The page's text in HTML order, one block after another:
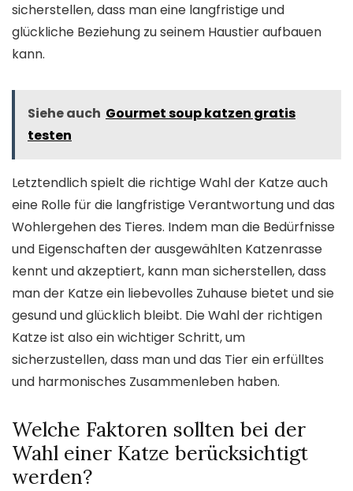
sicherstellen, dass man eine langfristige und
glückliche Beziehung zu seinem Haustier aufbauen
kann.
Siehe auch Gourmet soup katzen gratis
testen
Letztendlich spielt die richtige Wahl der Katze auch
eine Rolle für die langfristige Verantwortung und das
Wohlergehen des Tieres. Indem man die Bedürfnisse
und Eigenschaften der ausgewählten Katzenrasse
kennt und akzeptiert, kann man sicherstellen, dass
man der Katze ein liebevolles Zuhause bietet und sie
gesund und glücklich bleibt. Die Wahl der richtigen
Katze ist also ein wichtiger Schritt, um
sicherzustellen, dass man und das Tier ein erfülltes
und harmonisches Zusammenleben haben.
Welche Faktoren sollten bei der
Wahl einer Katze berücksichtigt
werden?